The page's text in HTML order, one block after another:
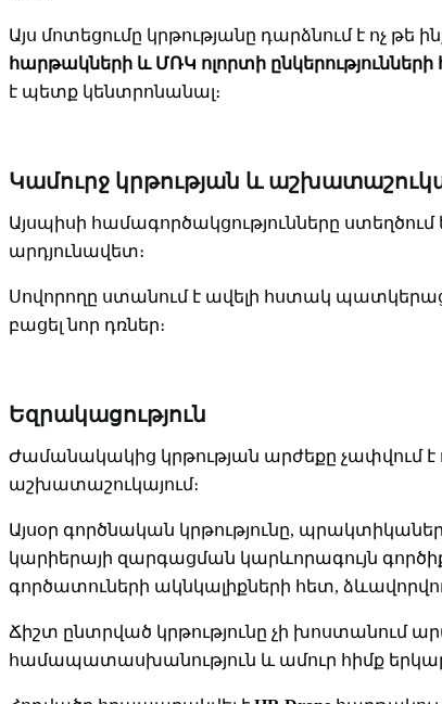
Այս մոտեցումը կրթությանը դարձնում է ոչ
հարթակների և ՄՌԿ ոլորտի
է պետք կենտրոնանալ։
Կամուրջ կրթության և
Այսպիսի համագործակցությունները
արդյունավետ։
Սովորողը ստանում է ավելի հստակ
բացել նոր դռներ։
Եզրակացություն
Ժամանակակից կրթության արժեքը չափվում է
աշխատաշուկայում։
Այսօր գործնական կրթությունը,
կարիերայի զարգացման կարևորագույն
գործատուների ակնկալիքների հետ,
Ճիշտ ընտրված կրթությունը չի խոստանում
համապատասխանություն և ամուր հիմք